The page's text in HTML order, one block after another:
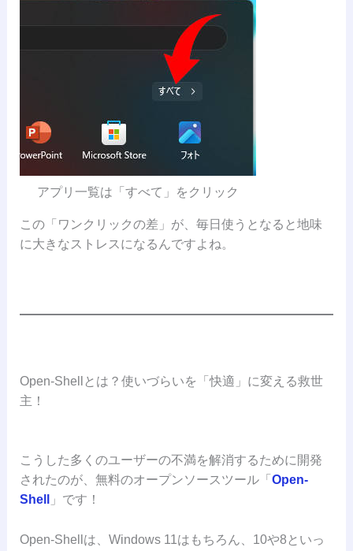
アプリ一覧は「すべて」をクリック
この「ワンクリックの差」が、毎日使うとなると地味
に大きなストレスになるんですよね。
Open-Shellとは？使いづらいを「快適」に変える救世
主！
こうした多くのユーザーの不満を解消するために開発
されたのが、無料のオープンソースツール「 Open-
Shell
」です！
Open-Shellは、Windows 11はもちろん、10や8といっ